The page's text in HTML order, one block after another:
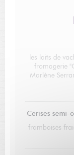
les laits de
fromagerie
Marlène
Cerises semi-
framboises